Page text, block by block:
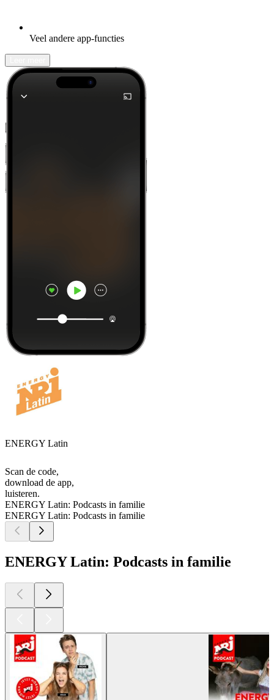
Veel andere app-functies
ENERGY Latin
Scan de code,
download de app,
luisteren.
ENERGY Latin: Podcasts in familie
ENERGY Latin: Podcasts in familie
ENERGY Latin: Podcasts in familie